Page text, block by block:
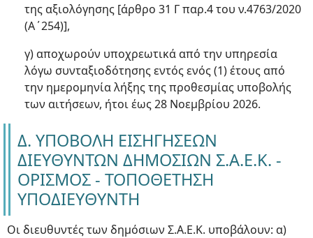
της αξιολόγησης [άρθρο 31 Γ παρ.4 του ν.4763/2020
(Α΄254)],
γ) αποχωρούν υποχρεωτικά από την υπηρεσία
λόγω συνταξιοδότησης εντός ενός (1) έτους από
την ημερομηνία λήξης της προθεσμίας υποβολής
των αιτήσεων, ήτοι έως 28 Νοεμβρίου 2026.
Δ. ΥΠΟΒΟΛΗ ΕΙΣΗΓΗΣΕΩΝ
ΔΙΕΥΘΥΝΤΩΝ ΔΗΜΟΣΙΩΝ Σ.Α.Ε.Κ. -
ΟΡΙΣΜΟΣ - ΤΟΠΟΘΕΤΗΣΗ
ΥΠΟΔΙΕΥΘΥΝΤΗ
Οι διευθυντές των δημόσιων Σ.Α.Ε.Κ. υποβάλουν: α)